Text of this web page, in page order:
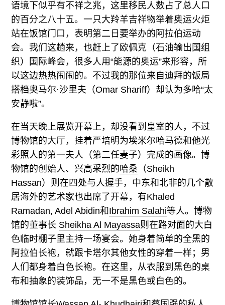
语境下似乎有不祥之兆，这里移民人数占了总人口
的百分之八十五。一只大羚羊吉祥物举着奥运火炬
站在饭馆门口，表明第二日要举办的阿拉伯运动
会。我们这趟来，也赶上了欧佩克（石油输出国组
织）国际峰会，很多人用“能源的奥运”来形容，所
以这边热热闹闹的。不过我的那位来自迪拜的饭局
搭档奥马尔·沙里夫 （Omar Shariff）却认为多哈“太
安静啦”。
在当天晚上展览开幕上，却没看到皇室的人，不过
博物馆的大厅，挂着严培明为埃米尔哈马德和他光
彩照人的第一夫人（第二任妻子）完成的画像。博
物馆的创始人、兴高采烈的哈桑 （Sheikh
Hassan）则在四处与人握手，中东和北非的几个散
居海外的艺术家也出席了开幕，有Khaled
Ramadan, Adel Abidin和 Ibrahim Salahi等人。博物
馆的董事长 Sheikha Al Mayassa则在路对面的大白
色临时棚子里主持一场宴会。她身着简单的全黑的
阿拉伯长袍，就跟卡塔尔其他女性的穿着一样；男
人们都身着白色长袍。在这里，从衣服到黑色的桌
布和抽象的装饰品，无一不是黑色或白色的。